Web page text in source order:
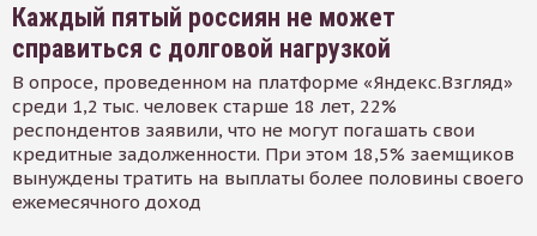
Каждый пятый россиян не может
справиться с долговой нагрузкой
В опросе, проведенном на платформе «Яндекс.Взгляд»
среди 1,2 тыс. человек старше 18 лет, 22%
респондентов заявили, что не могут погашать свои
кредитные задолженности. При этом 18,5% заемщиков
вынуждены тратить на выплаты более половины своего
ежемесячного доход